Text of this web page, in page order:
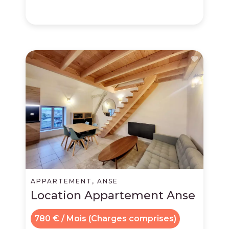
APPARTEMENT, ANSE
Location Appartement Anse
780 € / Mois (Charges comprises)